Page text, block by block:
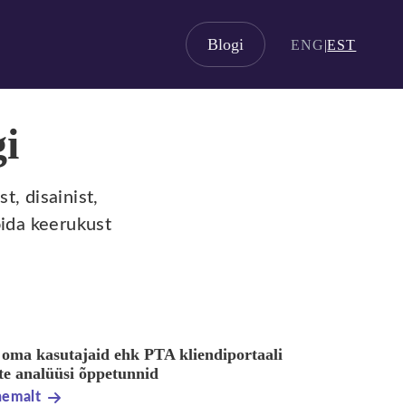
Blogi ENG|EST
disainist,
keerukust
kasutajaid ehk PTA kliendiportaali
analüüsi õppetunnid